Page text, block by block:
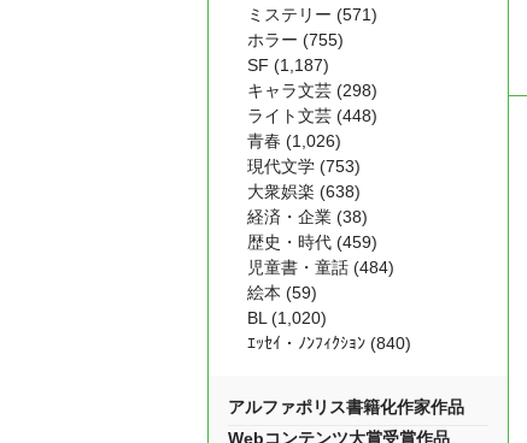
ミステリー (571)
ホラー (755)
SF (1,187)
キャラ文芸 (298)
ライト文芸 (448)
青春 (1,026)
現代文学 (753)
大衆娯楽 (638)
経済・企業 (38)
歴史・時代 (459)
児童書・童話 (484)
絵本 (59)
BL (1,020)
ｴｯｾｲ・ﾉﾝﾌｨｸｼｮﾝ (840)
アルファポリス書籍化作家作品
Webコンテンツ大賞受賞作品